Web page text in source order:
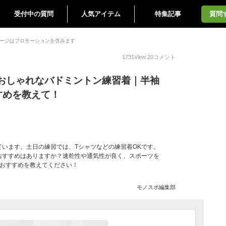
受付中の質問 人気アイテム 特集記事 質問
ジはプロモーションを含みます
1731View 20コメント
しゃれなバドミントン練習着｜半袖
を教えて！
ます。土日の練習では、Tシャツなどの練習着OKです。
すめはありますか？速乾性や通気性が良く、スポーツを
すすめを教えてください！
モノスポ編集部